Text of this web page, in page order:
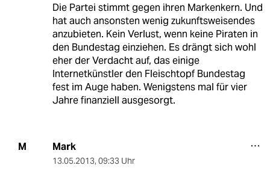
Die Partei stimmt gegen ihren Markenkern. Und
hat auch ansonsten wenig zukunftsweisendes
anzubieten. Kein Verlust, wenn keine Piraten in
den Bundestag einziehen. Es drängt sich wohl
eher der Verdacht auf, das einige
Internetkünstler den Fleischtopf Bundestag
fest im Auge haben. Wenigstens mal für vier
Jahre finanziell ausgesorgt.
M Mark
13.05.2013, 09:33 Uhr